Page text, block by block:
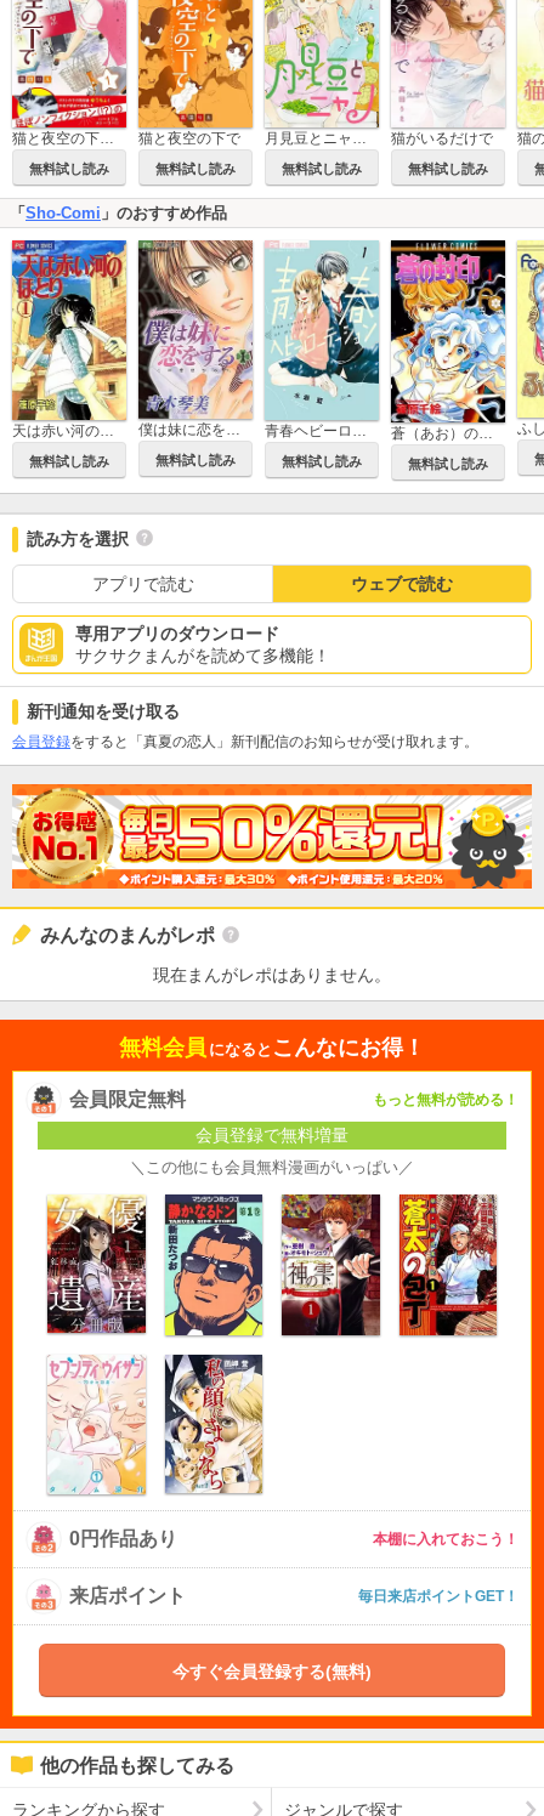
猫と夜空の下で【マイクロ】
無料試し読み
猫と夜空の下で
無料試し読み
月見豆とニャン【マイクロ】
無料試し読み
猫がいるだけで
無料試し読み
「 Sho-Comi 」のおすすめ作品
天は赤い河のほとり
無料試し読み
僕は妹に恋をする
無料試し読み
青春ヘビーローテーション
無料試し読み
蒼（あお）の封印
無料試し読み
ふ
読み方を選択
アプリで読む ウェブで読む
専用アプリのダウンロード
サクサクまんがを読めて多機能！
新刊通知を受け取る
会員登録をすると「真夏の恋人」新刊配信のお知らせが受け取れます。
みんなのまんがレポ
現在まんがレポはありません。
無料会員 になると こんなにお得！
会員限定無料 もっと無料が読める！
会員登録で無料増量
＼この他にも会員無料漫画がいっぱい／
0円作品あり 本棚に入れておこう！
来店ポイント 毎日来店ポイントGET！
今すぐ会員登録する(無料)
他の作品も探してみる
ランキングから探す ジャンルで探す